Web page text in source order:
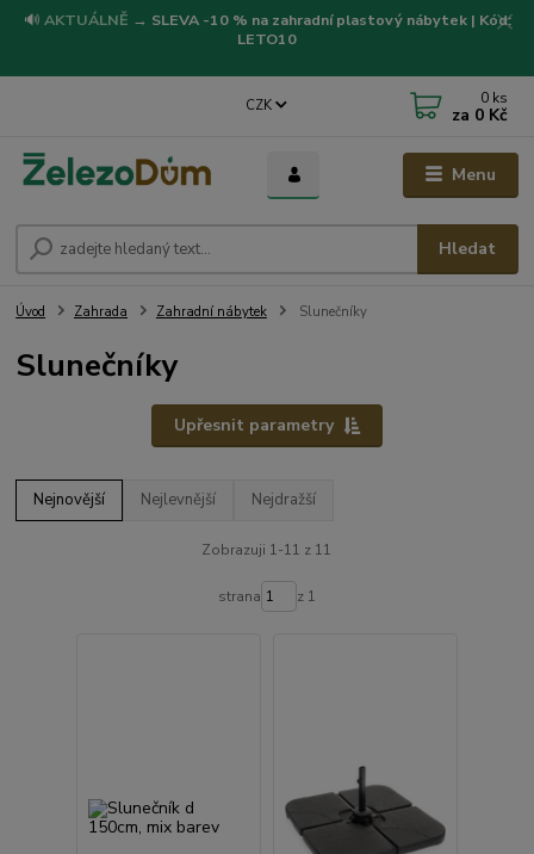
🔊 AKTUÁLNĚ → SLEVA -10 % na zahradní plastový nábytek | Kód:
LETO10
Menu
CZK
Hledat
0 ks
za 0 Kč
Úvod Zahrada Zahradní nábytek Slunečníky
Slunečníky
Upřesnit parametry
Nejnovější Nejlevnější Nejdražší
Zobrazuji 1-11 z 11
strana z 1